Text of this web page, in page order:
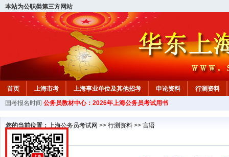
本站为公职类第三方网站
首页 上海市考 上海事业单位及其他招考 申论资料
行测资料
国考报名时间 公务员教材中心：2026年上海公务员考试用书
您的当前位置： 上海公务员考试网 >> 行测资料 >> 言语